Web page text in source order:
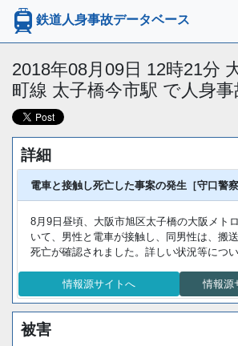
鉄道人身事故データベース
2018年08月09日 12時21分
町線 太子橋今市駅 で人身事
詳細
電車と接触し死亡した事案の発生［守口警察
8月9日昼頃、大阪市旭区太子橋の大阪メト
いて、男性と電車が接触し、同男性は、搬
死亡が確認されました。詳しい状況等につ
情報源サイトへ 情報源
被害